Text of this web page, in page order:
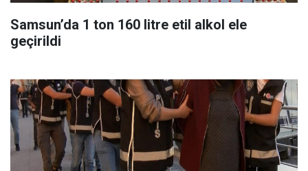
Samsun’da 1 ton 160 litre etil alkol ele
geçirildi